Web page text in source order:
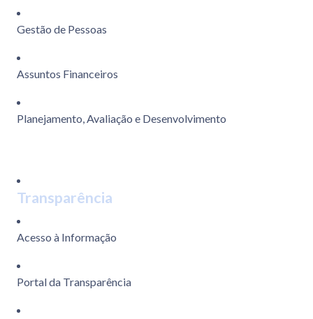
Gestão de Pessoas
Assuntos Financeiros
Planejamento, Avaliação e Desenvolvimento
Transparência
Acesso à Informação
Portal da Transparência